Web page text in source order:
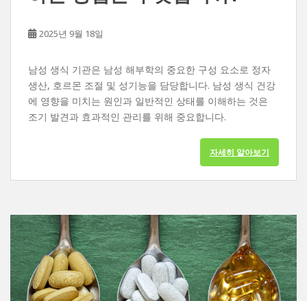
2025년 9월 18일
남성 생식 기관은 남성 해부학의 중요한 구성 요소로 정자
생산, 호르몬 조절 및 성기능을 담당합니다. 남성 생식 건강
에 영향을 미치는 원인과 일반적인 상태를 이해하는 것은
조기 발견과 효과적인 관리를 위해 중요합니다.
자세히 알아보기